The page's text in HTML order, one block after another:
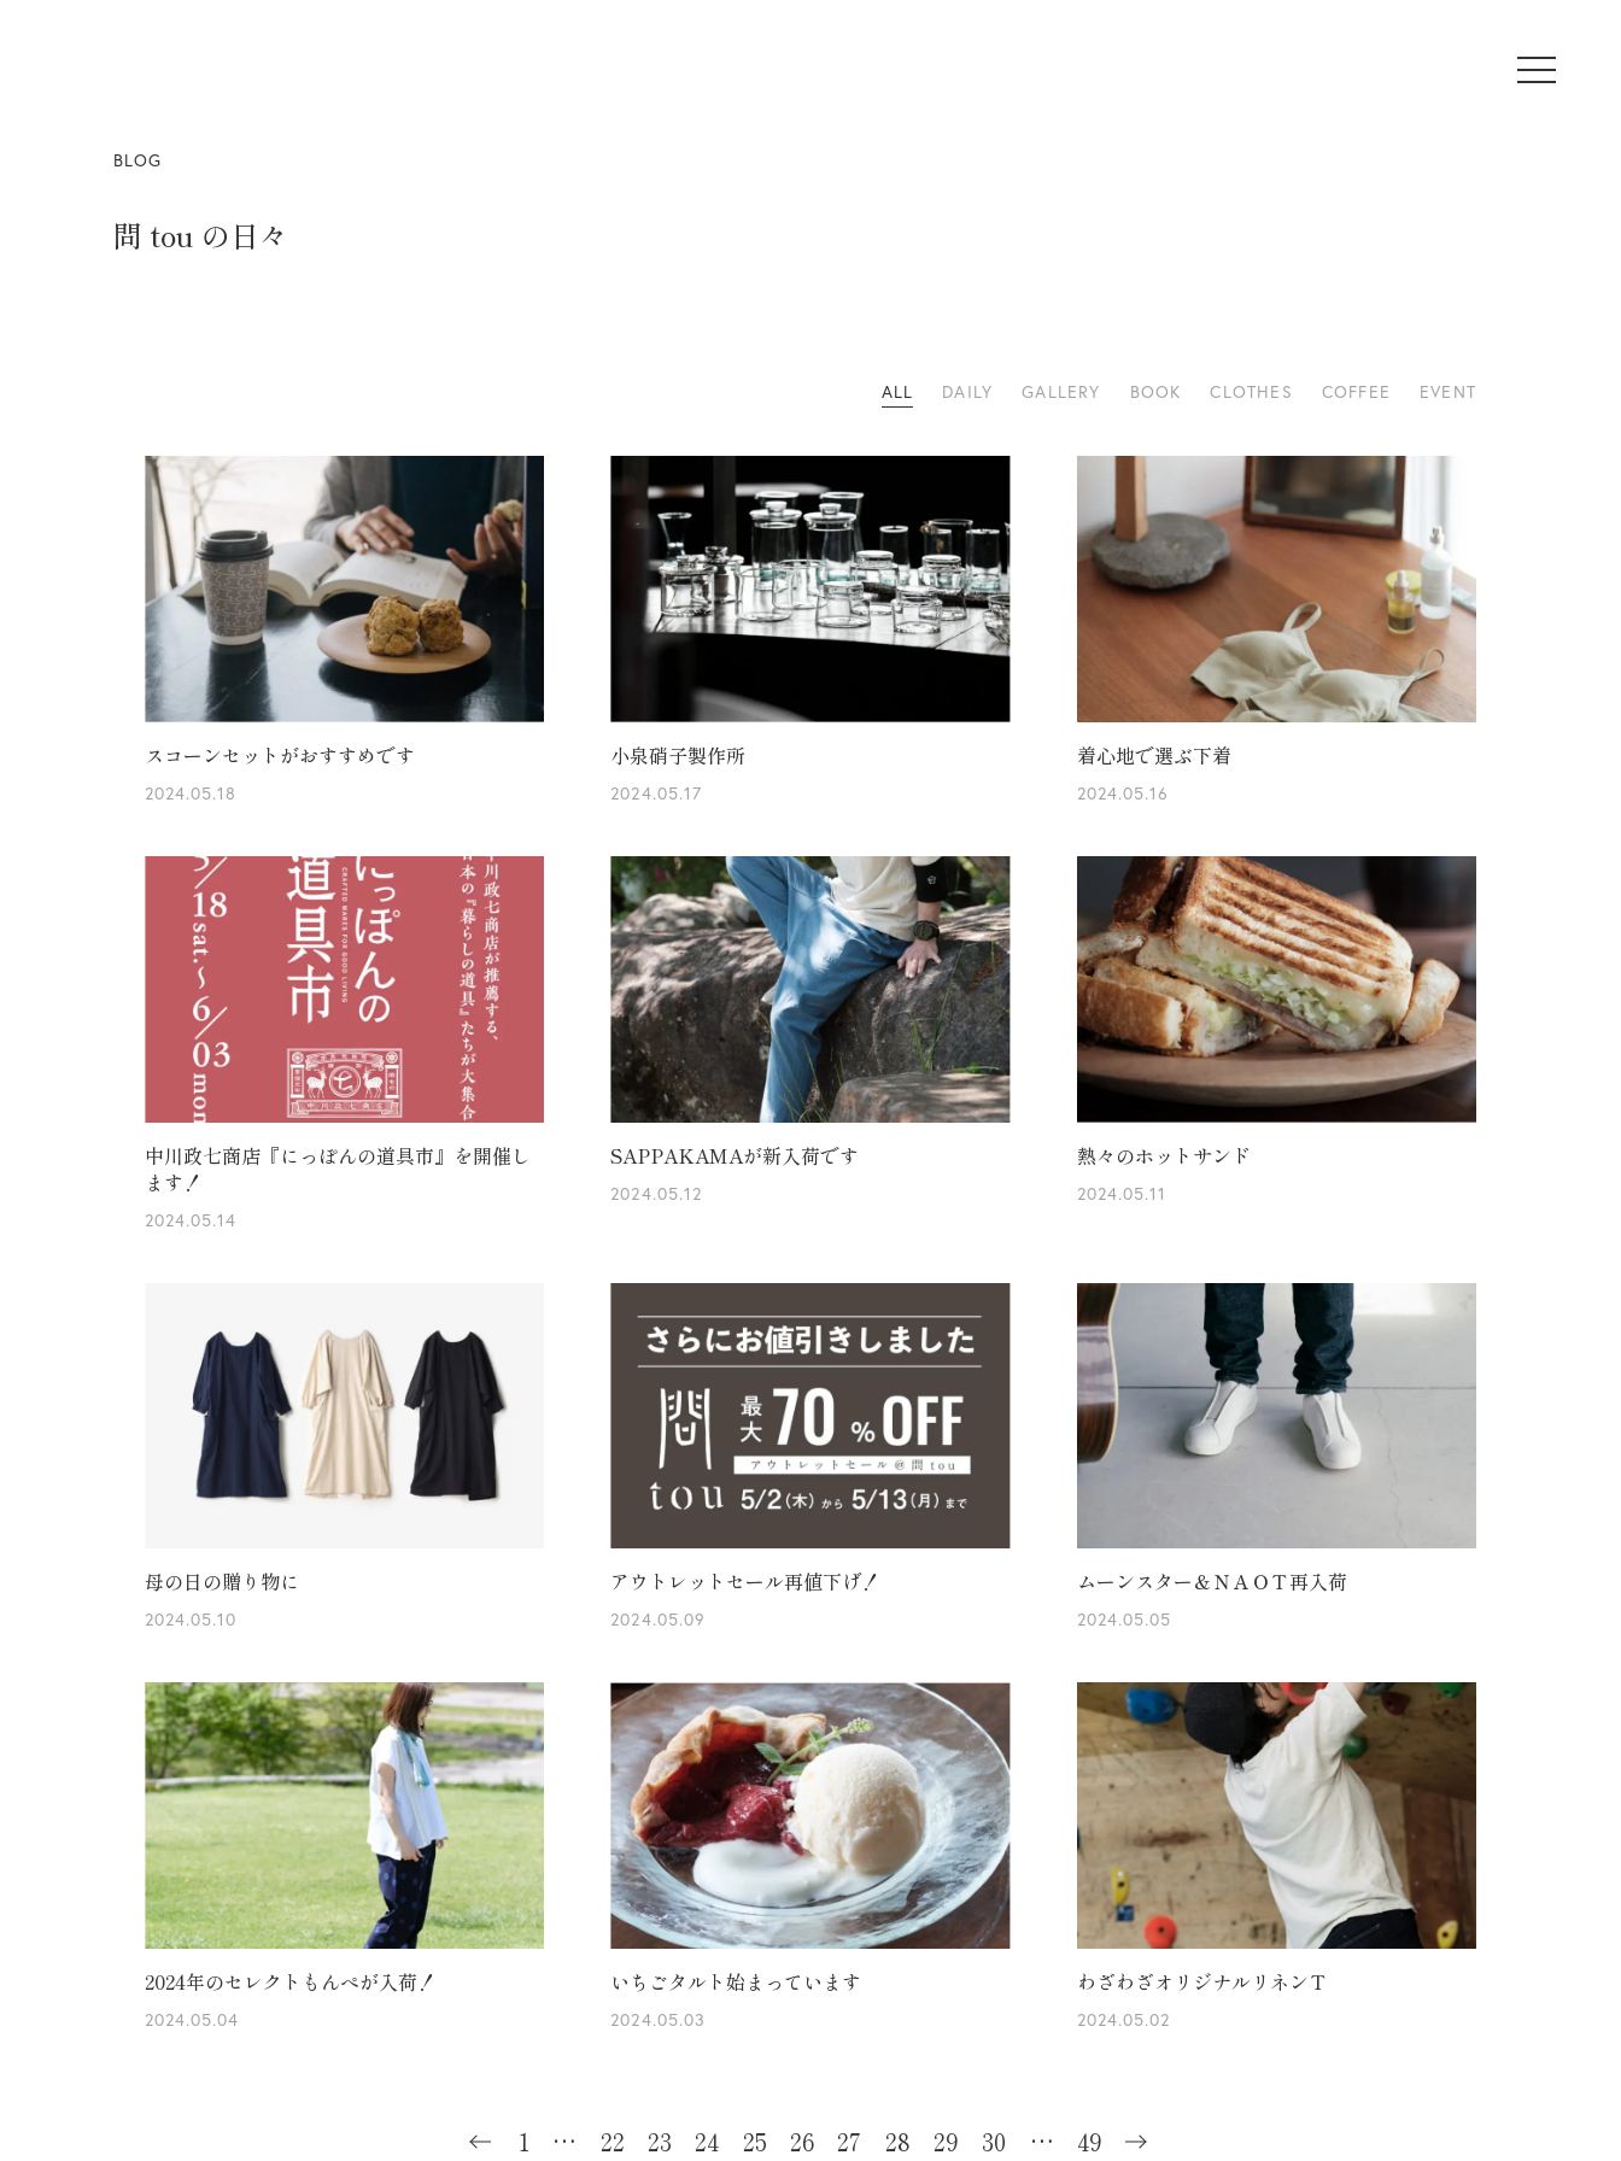
BLOG
問 tou の日々
ALL DAILY GALLERY BOOK CLOTHES COFFEE EVENT
スコーンセットがおすすめです
2024.05.18
小泉硝子製作所
2024.05.17
着心地で選ぶ下着
2024.05.16
中川政七商店『にっぽんの道具市』を開催し
ます！
2024.05.14
SAPPAKAMAが新入荷です
2024.05.12
熱々のホットサンド
2024.05.11
母の日の贈り物に
2024.05.10
アウトレットセール再値下げ！
2024.05.09
ムーンスター＆ＮＡＯＴ再入荷
2024.05.05
2024年のセレクトもんぺが入荷！
2024.05.04
いちごタルト始まっています
2024.05.03
わざわざオリジナルリネンＴ
2024.05.02
1 … 22 23 24 25 26 27 28 29 30 … 49